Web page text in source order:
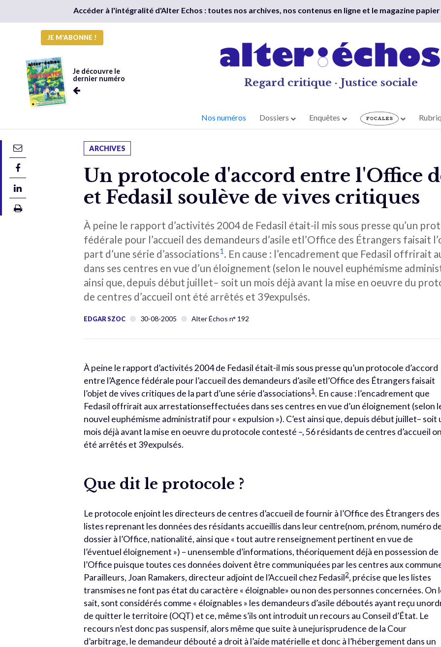
Accéder à l'intégralité d'Alter Echos : toutes nos archives, nos contenus en ligne et le magazine papier
JE M'ABONNE !
Je découvre le
dernier numéro
Regard critique · Justice sociale
Nos numéros Dossiers Enquêtes
ARCHIVES
Un protocole d'accord entre l'Office
et Fedasil soulève de vives critiques
À peine le rapport d’activités 2004 de Fedasil était-il mis sous presse qu’un
fédérale pour l’accueil des demandeurs d’asile etl’Office des Étrangers faisait
part d’une série d’associations1. En cause : l’encadrement que Fedasil offrirait
dans ses centres en vue d’un éloignement (selon le nouvel euphémisme
ainsi que, depuis début juillet– soit un mois déjà avant la mise en oeuvre du
de centres d’accueil ont été arrêtés et 39expulsés.
EDGAR SZOC 30-08-2005 Alter Échos n° 192
À peine le rapport d’activités 2004 de Fedasil était-il mis sous presse qu’un protocole d’accord
entre l’Agence fédérale pour l’accueil des demandeurs d’asile etl’Office des Étrangers faisait
l’objet de vives critiques de la part d’une série d’associations1. En cause : l’encadrement que
Fedasil offrirait aux arrestationseffectuées dans ses centres en vue d’un éloignement (selon
nouvel euphémisme administratif pour « expulsion »). C’est ainsi que, depuis début juillet– soit
mois déjà avant la mise en oeuvre du protocole contesté –, 56 résidants de centres d’accueil
été arrêtés et 39expulsés.
Que dit le protocole ?
Le protocole enjoint les directeurs de centres d’accueil de fournir à l’Office des Étrangers des
listes reprenant les données des résidants accueillis dans leur centre(nom, prénom, numéro
dossier à l’Office, nationalité, ainsi que « tout autre renseignement pertinent en vue de
l’éventuel éloignement ») – unensemble d’informations, théoriquement déjà en possession de
l’Office puisque toutes ces données doivent être communiquées par les centres aux
Parailleurs, Joan Ramakers, directeur adjoint de l’Accueil chez Fedasil2, précise que les listes
transmises ne font pas état du caractère « éloignable» ou non des personnes concernées. On
sait, sont considérés comme « éloignables » les demandeurs d’asile déboutés ayant reçu
de quitter le territoire (OQT) et ce, même s’ils ont introduit un recours au Conseil d’État. Le
recours n’est donc pas suspensif, alors même que suite à unejurisprudence de la Cour
d’arbitrage, le demandeur débouté a droit à l’aide matérielle et donc à l’hébergement dans un